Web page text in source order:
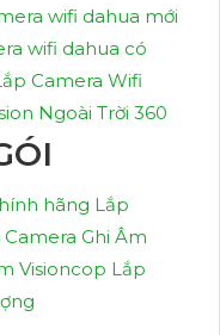
wifi dahua mới
wifi dahua có
Camera Wifi
Ngoài Trời 360
hãng Lắp
Ghi Âm
Visioncop Lắp